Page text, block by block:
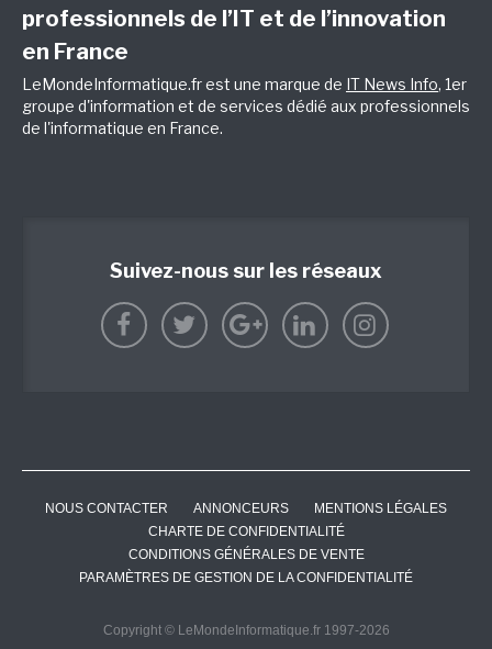
professionnels de l’IT et de l’innovation
en France
LeMondeInformatique.fr est une marque de IT News Info, 1er
groupe d'information et de services dédié aux professionnels
de l'informatique en France.
Suivez-nous sur les réseaux
NOUS CONTACTER ANNONCEURS
MENTIONS LÉGALES
CHARTE DE CONFIDENTIALITÉ
CONDITIONS GÉNÉRALES DE VENTE
PARAMÈTRES DE GESTION DE LA CONFIDENTIALITÉ
Copyright © LeMondeInformatique.fr 1997-2026